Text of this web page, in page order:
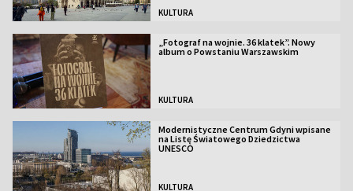
KULTURA
„Fotograf na wojnie. 36 klatek”. Nowy
album o Powstaniu Warszawskim
KULTURA
Modernistyczne Centrum Gdyni wpisane
na Listę Światowego Dziedzictwa
UNESCO
KULTURA